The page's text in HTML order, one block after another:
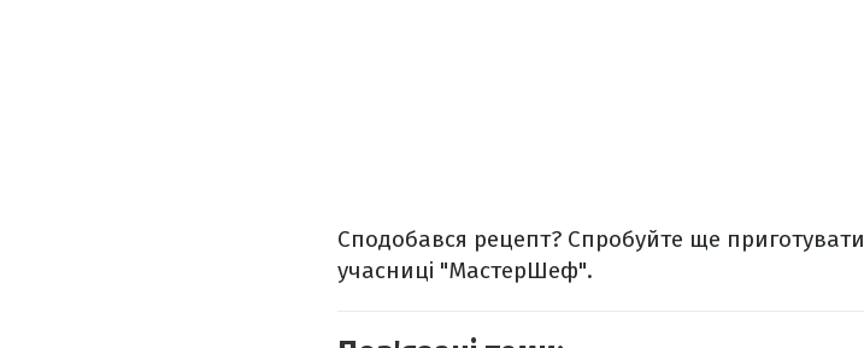
Сподобався рецепт? Спробуйте ще приготувати
учасниці "МастерШеф".